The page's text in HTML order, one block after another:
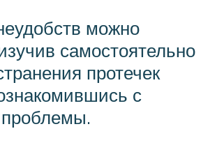
можно
самостоятельно
протечек
с